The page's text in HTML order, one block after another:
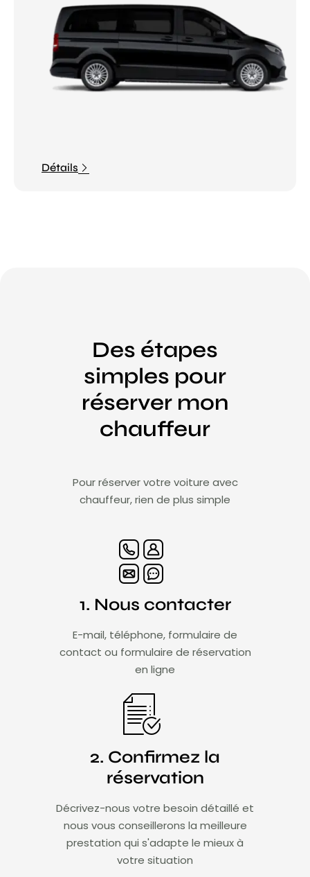
Détails
Des étapes
simples pour
réserver mon
chauffeur
Pour réserver votre voiture avec
chauffeur, rien de plus simple
1. Nous contacter
E-mail, téléphone, formulaire de
contact ou formulaire de réservation
en ligne
2. Confirmez la
réservation
Décrivez-nous votre besoin détaillé et
nous vous conseillerons la meilleure
prestation qui s'adapte le mieux à
votre situation​